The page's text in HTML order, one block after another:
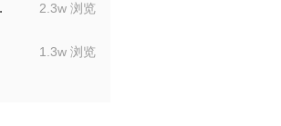
2.0w 浏览
1.8w 浏览